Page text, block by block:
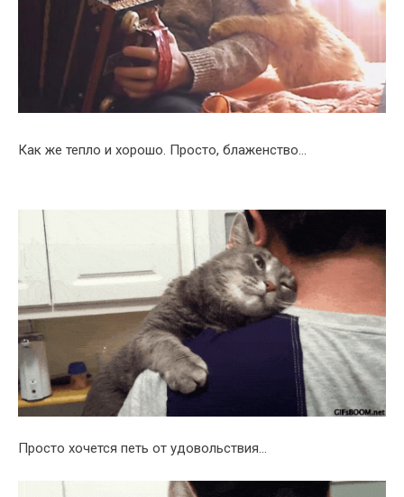
Как же тепло и хорошо. Просто, блаженство…
Просто хочется петь от удовольствия…